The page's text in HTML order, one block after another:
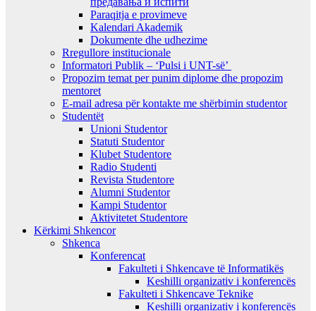
Paraqitja e provimeve
Kalendari Akademik
Dokumente dhe udhezime
Rregullore institucionale
Informatori Publik – ‘Pulsi i UNT-së’
Propozim temat per punim diplome dhe propozim
mentoret
E-mail adresa për kontakte me shërbimin studentor
Studentët
Unioni Studentor
Statuti Studentor
Klubet Studentore
Radio Studenti
Revista Studentore
Alumni Studentor
Kampi Studentor
Aktivitetet Studentore
Kërkimi Shkencor
Shkenca
Konferencat
Fakulteti i Shkencave të Informatikës
Keshilli organizativ i konferencës
Fakulteti i Shkencave Teknike
Keshilli organizativ i konferencës